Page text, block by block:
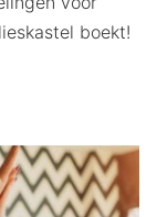
boekt!